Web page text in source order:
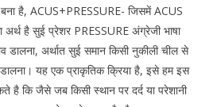
है, ACUS+PRESSURE- जिसमें ACUS
अर्थ है सुई प्रेशर PRESSURE अंग्रेजी भाषा
डालना, अर्थात सुई समान किसी नुकीली चील से
डालना। यह एक प्राकृतिक क्रिया है, इसे हम इस
है कि जैसे जब किसी स्थान पर दर्द या परेशानी